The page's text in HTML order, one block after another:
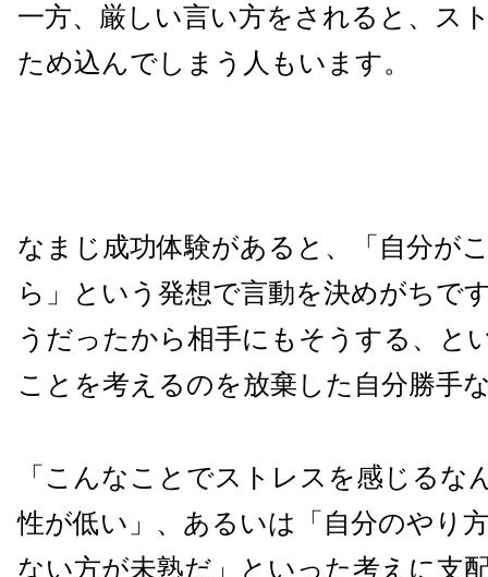
一方、厳しい言い方をされると、ス
ため込んでしまう人もいます。
なまじ成功体験があると、「自分が
ら」という発想で言動を決めがちで
うだったから相手にもそうする、と
ことを考えるのを放棄した自分勝手
「こんなことでストレスを感じるな
性が低い」、あるいは「自分のやり
ない方が未熟だ」といった考えに支